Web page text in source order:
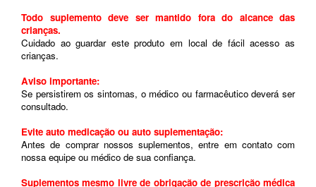
Todo suplemento deve ser mantido fora do alcance das
crianças.
Cuidado ao guardar este produto em local de fácil acesso as
crianças.
Aviso importante:
Se persistirem os sintomas, o médico ou farmacêutico deverá ser
consultado.
Evite auto medicação ou auto suplementação:
Antes de comprar nossos suplementos, entre em contato com
nossa equipe ou médico de sua confiança.
Suplementos mesmo livre de obrigação de prescrição médica